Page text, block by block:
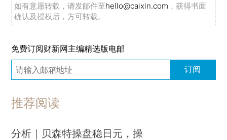
如有意愿转载，请发邮件至hello@caixin.com ，获得书面
确认及授权后，方可转载。
免费订阅财新网主编精选版电邮
订阅
推荐阅读
分析｜贝森特操盘稳日元，操